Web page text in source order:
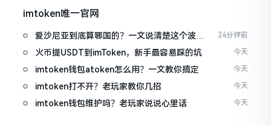
imtoken唯一官网
爱沙尼亚到底算哪国的？一文说清楚这个波罗
的海小国
24分钟前
火币提USDT到imToken，新手最容易踩的坑 今天
imtoken钱包atoken怎么用？一文教你搞定 今天
imtoken打不开？老玩家教你几招 今天
imtoken钱包维护吗？老玩家说说心里话 今天